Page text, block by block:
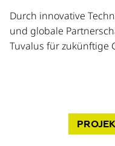
Durch innovative
und globale
Tuvalus für zukünftige